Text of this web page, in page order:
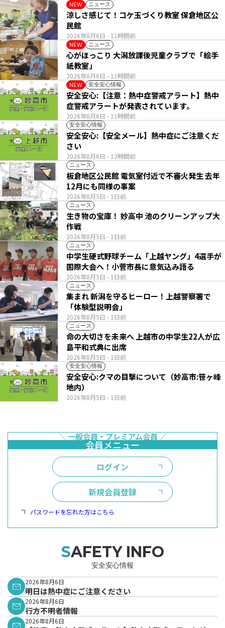
NEW ニュース
2026年8月6日 - 11時間前
涼しさ感じて！コケ玉づくり教室 保倉地区公
民館
NEW ニュース
2026年8月6日 - 11時間前
心がほっこり 大潟放課後児童クラブで「絵手
紙教室」
NEW 安全安心情報
2026年8月6日 - 11時間前
安全安心:【注意：熱中症警戒アラート】熱中
症警戒アラートが発表されています。
安全安心情報
2026年8月6日 - 12時間前
安全安心:【安全メール】熱中症にご注意くだ
さい
ニュース
2026年8月5日 - 1日前
板倉地区公民館 電気室付近で不審火発生 去年
12月にも同様の事案
ニュース
2026年8月5日 - 1日前
生き物の宝庫！ 妙高中 池のクリーンアップ大
作戦
ニュース
2026年8月5日 - 1日前
中学生硬式野球チーム「上越ヤング」4選手が
国際大会へ！小菅市長に意気込み語る
ニュース
2026年8月5日 - 1日前
集まれ 新潟を守るヒーロー！上越警察署で
「体験型説明会」
ニュース
2026年8月5日 - 1日前
命の大切さを未来へ 上越市の中学生22人が広
島平和式典に出席
安全安心情報
2026年8月5日 - 1日前
安全安心:クマの目撃について（妙高市:笹ヶ峰
地内）
ログイン
新規会員登録
パスワードを忘れた方はこちら
SAFETY INFO
安全安心情報
2026年8月6日
明日は熱中症にご注意ください
2026年8月6日
行方不明者情報
2026年8月6日